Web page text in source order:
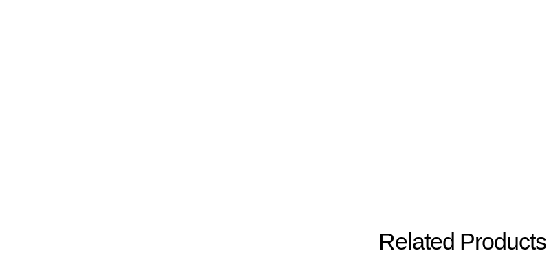
Related Products